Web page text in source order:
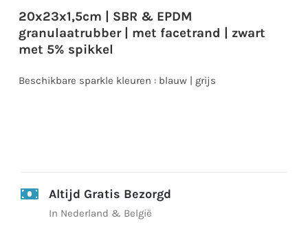
20x23x1,5cm | SBR & EPDM
granulaatrubber | met facetrand | zwart
met 5% spikkel
Beschikbare sparkle kleuren : blauw | grijs
Altijd Gratis Bezorgd
In Nederland & België